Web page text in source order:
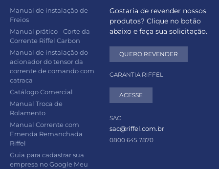
Manual de instalação de
Freios
Manual prático - Corte da
Corrente Riffel Carbon
Manual de instalação do
acionador do tensor da
corrente de comando com
catraca
Catálogo Comercial
Manual Troca de
Rolamento
Manual Corrente com
Emenda Remanchada
Riffel
Guia para cadastrar sua
empresa no Google Meu
Gostaria de revender nossos
produtos? Clique no botão
abaixo e faça sua solicitação.
QUERO REVENDER
GARANTIA RIFFEL
ACESSE
SAC
sac@riffel.com.br
0800 645 7870